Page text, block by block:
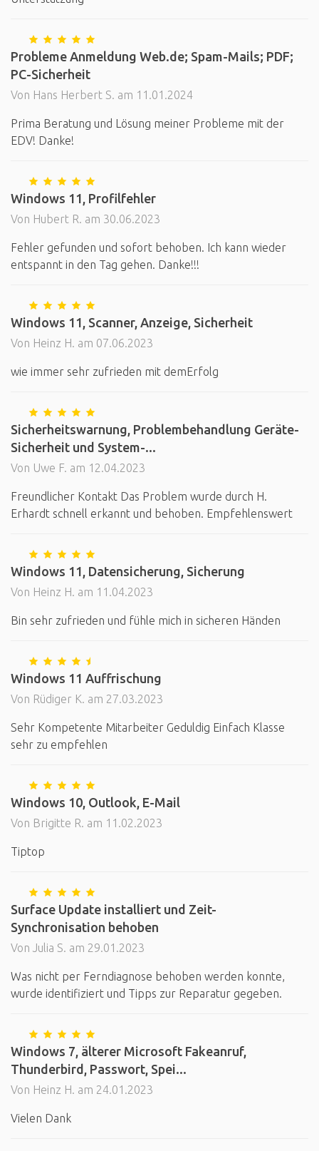
Probleme Anmeldung Web.de; Spam-Mails; PDF;
PC-Sicherheit
Von Hans Herbert S. am 11.01.2024
Prima Beratung und Lösung meiner Probleme mit der
EDV! Danke!
Windows 11, Profilfehler
Von Hubert R. am 30.06.2023
Fehler gefunden und sofort behoben. Ich kann wieder
entspannt in den Tag gehen. Danke!!!
Windows 11, Scanner, Anzeige, Sicherheit
Von Heinz H. am 07.06.2023
wie immer sehr zufrieden mit demErfolg
Sicherheitswarnung, Problembehandlung Geräte-
Sicherheit und System-...
Von Uwe F. am 12.04.2023
Freundlicher Kontakt Das Problem wurde durch H.
Erhardt schnell erkannt und behoben. Empfehlenswert
Windows 11, Datensicherung, Sicherung
Von Heinz H. am 11.04.2023
Bin sehr zufrieden und fühle mich in sicheren Händen
Windows 11 Auffrischung
Von Rüdiger K. am 27.03.2023
Sehr Kompetente Mitarbeiter Geduldig Einfach Klasse
sehr zu empfehlen
Windows 10, Outlook, E-Mail
Von Brigitte R. am 11.02.2023
Tiptop
Surface Update installiert und Zeit-
Synchronisation behoben
Von Julia S. am 29.01.2023
Was nicht per Ferndiagnose behoben werden konnte,
wurde identifiziert und Tipps zur Reparatur gegeben.
Windows 7, älterer Microsoft Fakeanruf,
Thunderbird, Passwort, Spei...
Von Heinz H. am 24.01.2023
Vielen Dank